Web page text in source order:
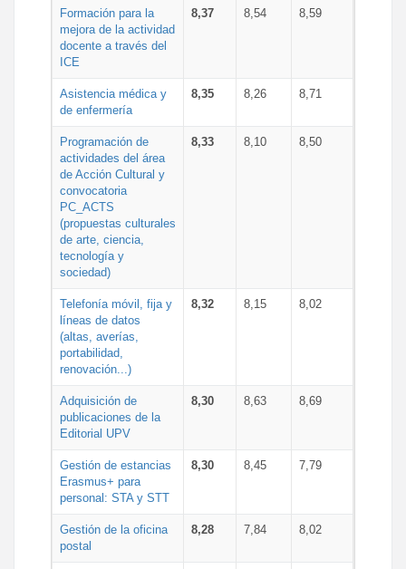
Formación para la
mejora de la actividad
docente a través del
ICE
8,37 8,54 8,59
Asistencia médica y
de enfermería
8,35 8,26 8,71
Programación de
actividades del área
de Acción Cultural y
convocatoria
PC_ACTS
(propuestas culturales
de arte, ciencia,
tecnología y
sociedad)
8,33 8,10 8,50
Telefonía móvil, fija y
líneas de datos
(altas, averías,
portabilidad,
renovación...)
8,32 8,15 8,02
Adquisición de
publicaciones de la
Editorial UPV
8,30 8,63 8,69
Gestión de estancias
Erasmus+ para
personal: STA y STT
8,30 8,45 7,79
Gestión de la oficina
postal
8,28 7,84 8,02